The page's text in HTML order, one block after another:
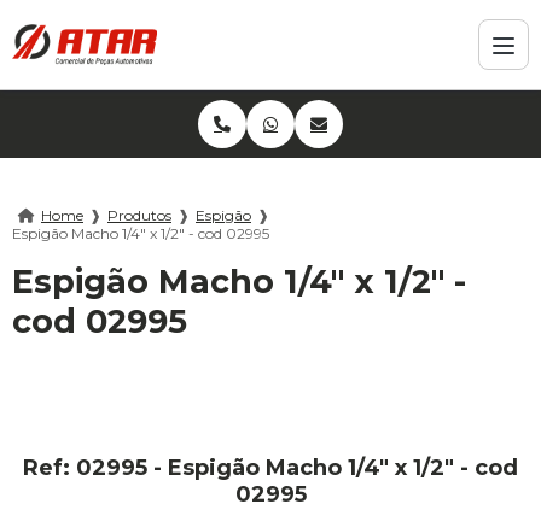
Home ❱ Produtos ❱ Espigão ❱
Espigão Macho 1/4" x 1/2" - cod 02995
Espigão Macho 1/4" x 1/2" -
cod 02995
Ref: 02995 - Espigão Macho 1/4" x 1/2" - cod
02995